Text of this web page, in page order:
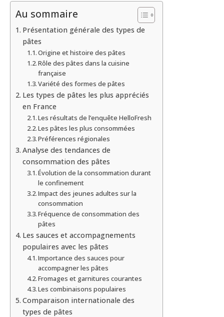
Au sommaire
Présentation générale des types de
pâtes
Origine et histoire des pâtes
Rôle des pâtes dans la cuisine
française
Variété des formes de pâtes
Les types de pâtes les plus appréciés
en France
Les résultats de l’enquête HelloFresh
Les pâtes les plus consommées
Préférences régionales
Analyse des tendances de
consommation des pâtes
Évolution de la consommation durant
le confinement
Impact des jeunes adultes sur la
consommation
Fréquence de consommation des
pâtes
Les sauces et accompagnements
populaires avec les pâtes
Importance des sauces pour
accompagner les pâtes
Fromages et garnitures courantes
Les combinaisons populaires
Comparaison internationale des
types de pâtes